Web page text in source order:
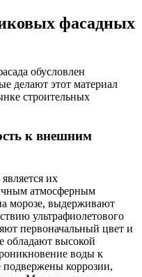
фасадных
обусловлен
делают этот материал
строительных
к внешним
их
атмосферным
морозе, выдерживают
ультрафиолетового
первоначальный цвет и
обладают высокой
воды к
коррозии,